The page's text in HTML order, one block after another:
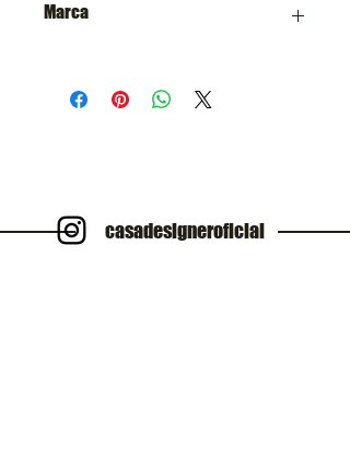
Marca
casadesigneroficial